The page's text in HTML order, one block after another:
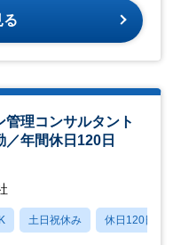
る
理コンサルタント
／年間休日120日
土日祝休み 休日120日以上